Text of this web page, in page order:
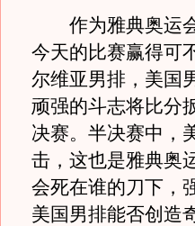
作为雅典奥运会
今天的比赛赢得可
尔维亚男排，美国
顽强的斗志将比分
决赛。半决赛中，
击，这也是雅典奥
会死在谁的刀下，
美国男排能否创造